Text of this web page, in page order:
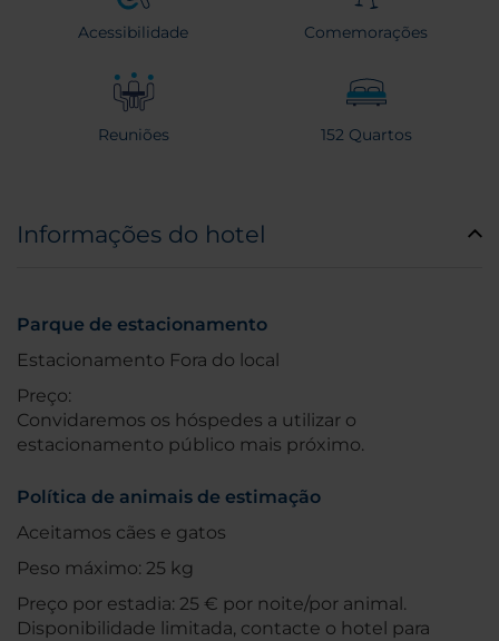
Acessibilidade Comemorações
Reuniões 152 Quartos
Informações do hotel
Parque de estacionamento
Estacionamento Fora do local
Preço:
Convidaremos os hóspedes a utilizar o
estacionamento público mais próximo.
Política de animais de estimação
Aceitamos cães e gatos
Peso máximo: 25 kg
Preço por estadia: 25 € por noite/por animal.
Disponibilidade limitada, contacte o hotel para